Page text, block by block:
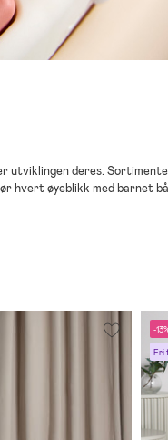
utviklingen deres.
hvert øyeblikk med barnet
-
Fri